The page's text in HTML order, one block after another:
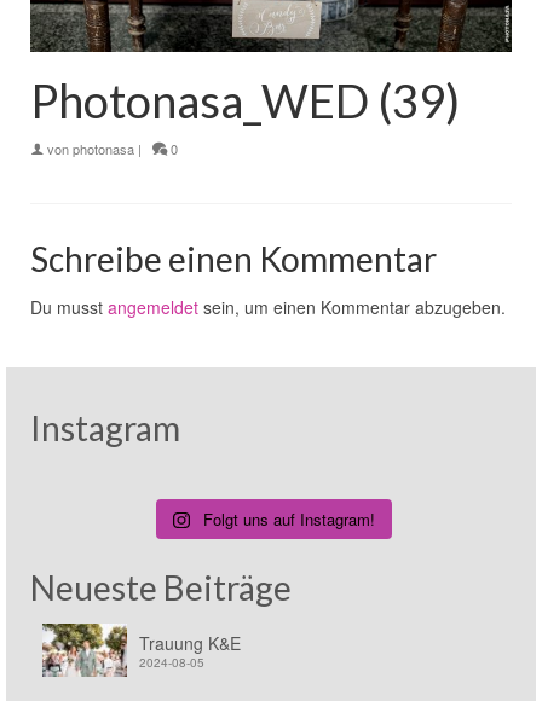
Photonasa_WED (39)
vonphotonasa | 0
Schreibe einen Kommentar
Du musst angemeldet sein, um einen Kommentar abzugeben.
Instagram
Folgt uns auf Instagram!
Neueste Beiträge
Trauung K&E
2024-08-05